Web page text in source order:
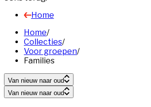
Home
Home/
Collecties/
Voor groepen/
Families
Van nieuw naar oud
Van nieuw naar oud